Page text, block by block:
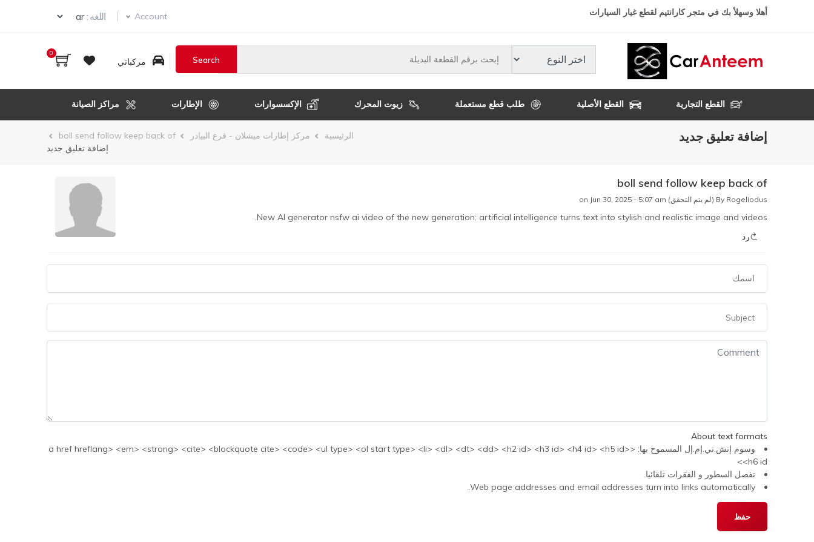
المحتوى
أهلا وسهلأ بك في متجر كارانتيم لقطع غيار السيارات Account اللغه :
Select your language
مركباتي
0
القطع التجارية القطع الأصلية طلب قطع مستعملة زيوت المحرك الإكسسوارات الإطارات مراكز الصيانة
إضافة تعليق جديد الرئيسية مركز إطارات ميشلان - فرع البيادر
boll send follow keep back of
إضافة تعليق جديد
boll send follow keep back of
By Rogeliodus (لم يتم التحقق)
New AI generator nsfw ai video of the new generation: artificial intelligence turns text into stylish and realistic image and videos.
رد
About text formats
وسوم إتش.تي.إم.إل المسموح بها: <a href hreflang> <em> <strong> <cite> <blockquote cite> <code> <ul type> <ol start type> <li> <dl> <dt> <dd> <h2 id> <h3 id> <h4 id> <h5 id>
<h6 id>
تفصل السطور و الفقرات تلقائيا.
Web page addresses and email addresses turn into links automatically.